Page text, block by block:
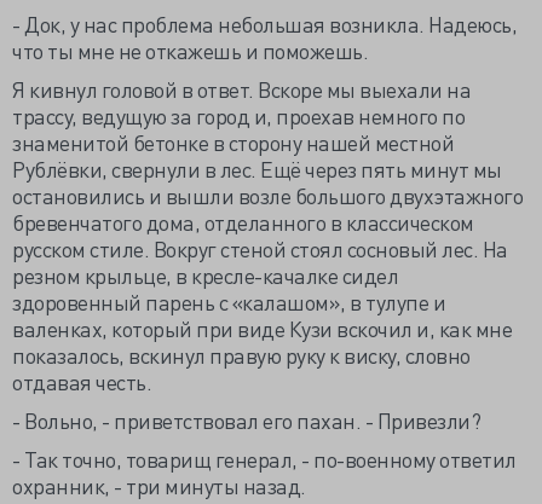
- Док, у нас проблема небольшая возникла. Надеюсь,
что ты мне не откажешь и поможешь.
Я кивнул головой в ответ. Вскоре мы выехали на
трассу, ведущую за город и, проехав немного по
знаменитой бетонке в сторону нашей местной
Рублёвки, свернули в лес. Ещё через пять минут мы
остановились и вышли возле большого двухэтажного
бревенчатого дома, отделанного в классическом
русском стиле. Вокруг стеной стоял сосновый лес. На
резном крыльце, в кресле-качалке сидел
здоровенный парень с «калашом», в тулупе и
валенках, который при виде Кузи вскочил и, как мне
показалось, вскинул правую руку к виску, словно
отдавая честь.
- Вольно, - приветствовал его пахан. - Привезли?
- Так точно, товарищ генерал, - по-военному ответил
охранник, - три минуты назад.